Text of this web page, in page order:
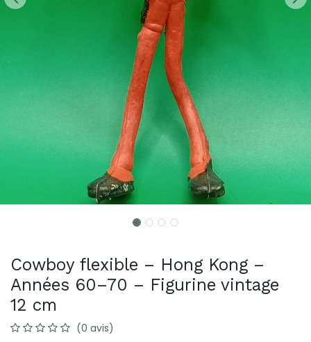
Cowboy flexible – Hong Kong –
Années 60–70 – Figurine vintage
12 cm
(0 avis)